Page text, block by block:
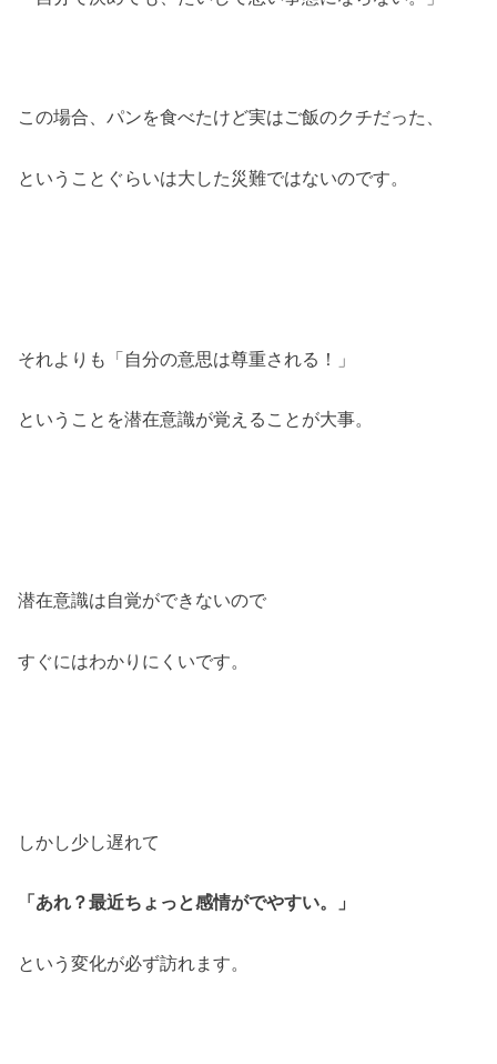
この場合、パンを食べたけど実はご飯のクチだった、
ということぐらいは大した災難ではないのです。
それよりも「自分の意思は尊重される！」
ということを潜在意識が覚えることが大事。
潜在意識は自覚ができないので
すぐにはわかりにくいです。
しかし少し遅れて
「あれ？最近ちょっと感情がでやすい。」
という変化が必ず訪れます。